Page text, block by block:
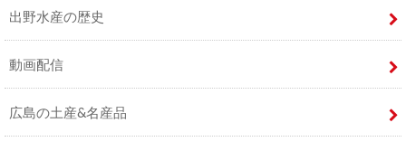
出野水産の歴史
動画配信
広島の土産&名産品